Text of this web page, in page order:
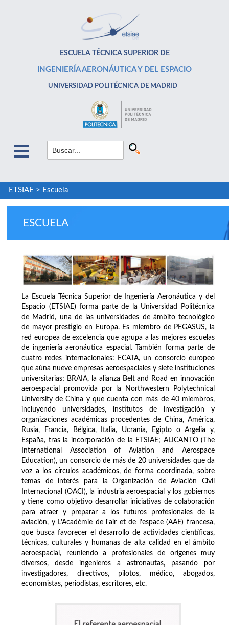
ESCUELA TÉCNICA SUPERIOR DE
INGENIERÍA AERONÁUTICA Y DEL ESPACIO
UNIVERSIDAD POLITÉCNICA DE MADRID
ETSIAE > Escuela
ESCUELA
La Escuela Técnica Superior de Ingeniería Aeronáutica y del
Espacio (ETSIAE) forma parte de la Universidad Politécnica
de Madrid, una de las universidades de ámbito tecnológico
de mayor prestigio en Europa. Es miembro de PEGASUS, la
red europea de excelencia que agrupa a las mejores escuelas
de ingeniería aeronáutica espacial. También forma parte de
cuatro redes internacionales: ECATA, un consorcio europeo
que aúna nueve empresas aeroespaciales y siete instituciones
universitarias; BRAIA, la alianza Belt and Road en innovación
aeroespacial promovida por la Northwestern Polytechnical
University de China y que cuenta con más de 40 miembros,
incluyendo universidades, institutos de investigación y
organizaciones académicas procedentes de China, América,
Rusia, Francia, Bélgica, Italia, Ucrania, Egipto o Argelia y,
España, tras la incorporación de la ETSIAE; ALICANTO (The
International Association of Aviation and Aerospace
Education), un consorcio de más de 20 universidades que da
voz a los círculos académicos, de forma coordinada, sobre
temas de interés para la Organización de Aviación Civil
Internacional (OACI), la industria aeroespacial y los gobiernos
y tiene como objetivo desarrollar iniciativas de colaboración
para atraer y preparar a los futuros profesionales de la
aviación, y L'Académie de l'air et de l'espace (AAE) francesa,
que busca favorecer el desarrollo de actividades científicas,
técnicas, culturales y humanas de alta calidad en el ámbito
aeroespacial, reuniendo a profesionales de orígenes muy
diversos, desde ingenieros a astronautas, pasando por
investigadores, directivos, pilotos, médico, abogados,
economistas, periodistas, escritores, etc.